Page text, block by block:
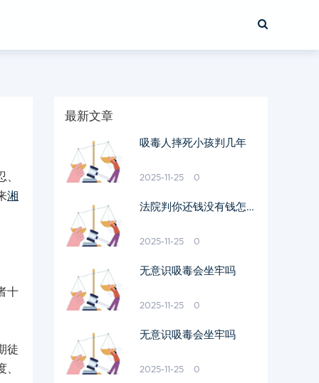
湘
十
徒
最新文章
吸毒人摔死小孩判几年
2025-11-25 0
法院判你还钱没有钱怎么
2025-11-25 0
无意识吸毒会坐牢吗
2025-11-25 0
无意识吸毒会坐牢吗
2025-11-25 0